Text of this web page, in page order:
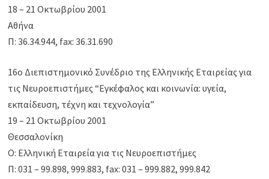
18 – 21 Οκτωβρίου 2001
Αθήνα
Π: 36.34.944, fax: 36.31.690
16ο Διεπιστημονικό Συνέδριο της Ελληνικής Εταιρείας για
τις Νευροεπιστήμες “Εγκέφαλος και κοινωνία: υγεία,
εκπαίδευση, τέχνη και τεχνολογία”
19 – 21 Οκτωβρίου 2001
Θεσσαλονίκη
Ο: Ελληνική Εταιρεία για τις Νευροεπιστήμες
Π: 031 – 99.898, 999.883, fax: 031 – 999.882, 999.842